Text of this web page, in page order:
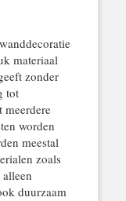
materiaal
zonder
tot
meerdere
worden
meestal
zoals
duurzaam